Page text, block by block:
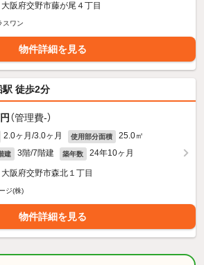
大阪府交野市藤が尾４丁目
スワン
物件詳細を見る
駅 徒歩2分
（管理費-）
2.0ヶ月/3.0ヶ月 使用部分面積 25.0㎡
建 3階/7階建 築年数 24年10ヶ月
大阪府交野市森北１丁目
ジ(株)
物件詳細を見る